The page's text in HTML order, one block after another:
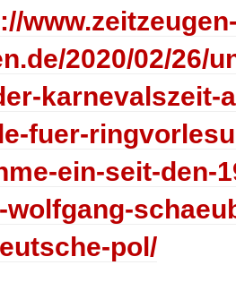
2020/02/26/
karnevalszeit-
fuer-
ein-seit-den-
pol/